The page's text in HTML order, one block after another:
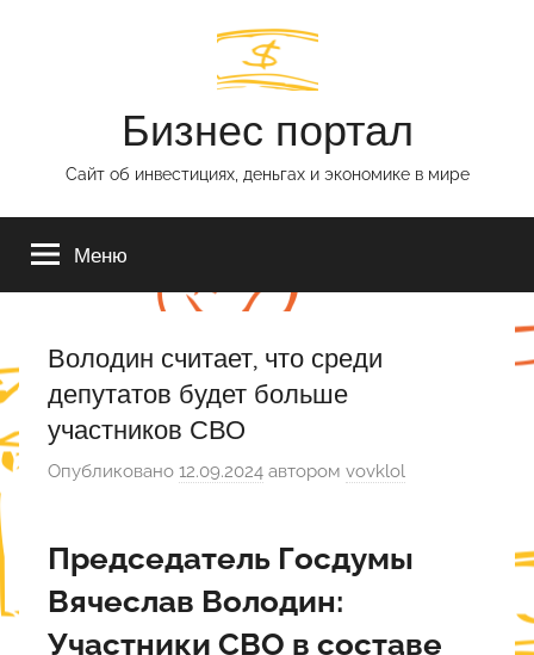
Бизнес портал
Сайт об инвестициях, деньгах и экономике в мире
Меню
Володин считает, что среди
депутатов будет больше
участников СВО
Опубликовано 12.09.2024 автором vovklol
Председатель Госдумы
Вячеслав Володин:
Участники СВО в составе